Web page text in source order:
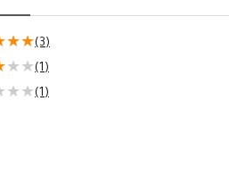
★★(3)
★ ★ (1)
★ ★ (1)